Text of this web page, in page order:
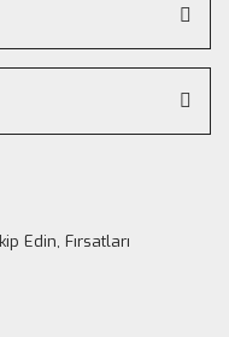
Edin, Fırsatları